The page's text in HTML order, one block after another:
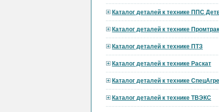
Каталог деталей к технике ППС
Каталог деталей к технике
Каталог деталей к технике ПТЗ
Каталог деталей к технике Раскат
Каталог деталей к технике
Каталог деталей к технике ТВЭКС